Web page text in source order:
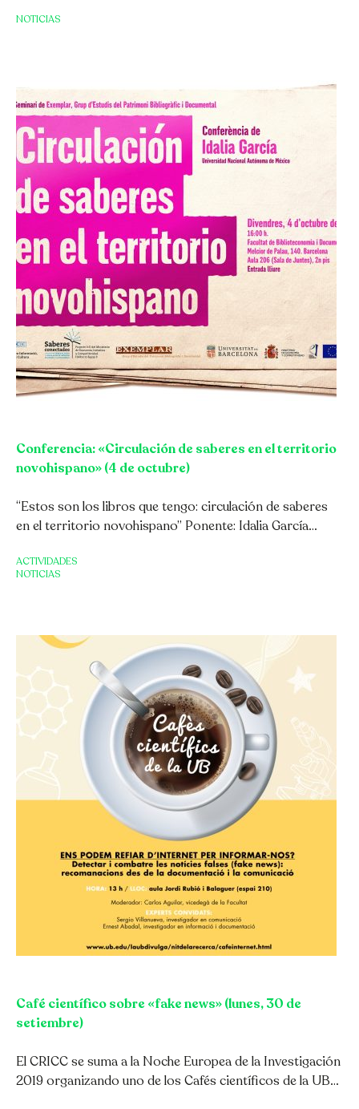
NOTICIAS
Conferencia: «Circulación de saberes en el territorio
novohispano» (4 de octubre)
“Estos son los libros que tengo: circulación de saberes
en el territorio novohispano” Ponente: Idalia García…
ACTIVIDADES
NOTICIAS
Café científico sobre «fake news» (lunes, 30 de
setiembre)
El CRICC se suma a la Noche Europea de la Investigación
2019 organizando uno de los Cafés científicos de la UB…